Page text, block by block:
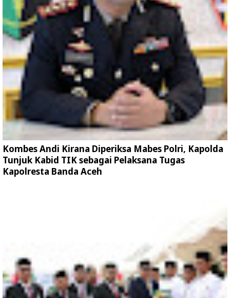
Kombes Andi Kirana Diperiksa Mabes Polri, Kapolda
Tunjuk Kabid TIK sebagai Pelaksana Tugas
Kapolresta Banda Aceh